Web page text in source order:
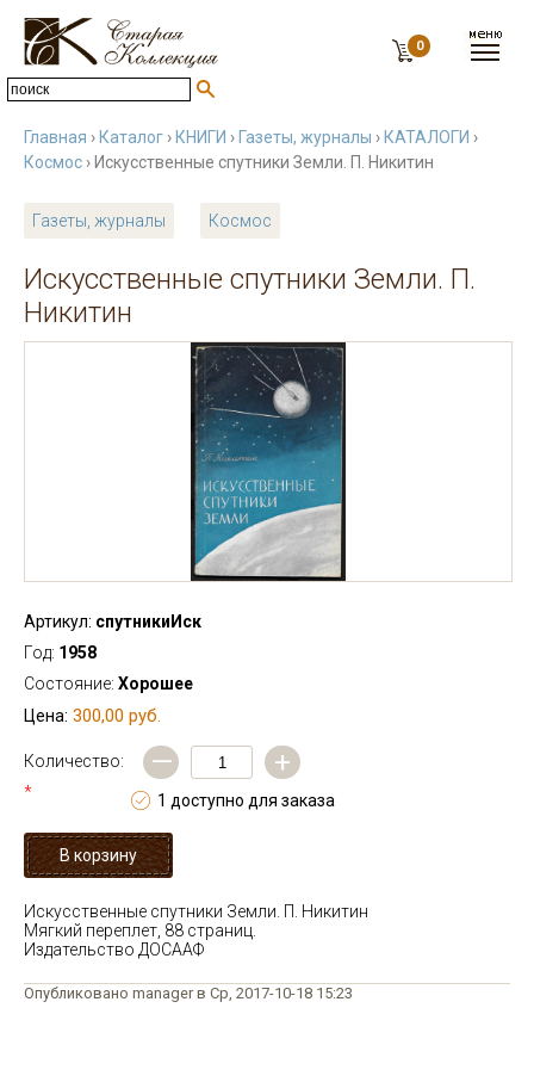
0
Главная › Каталог › КНИГИ › Газеты, журналы › КАТАЛОГИ ›
Космос › Искусственные спутники Земли. П. Никитин
Газеты, журналы Космос
Искусственные спутники Земли. П.
Никитин
Артикул: спутникиИск
Год: 1958
Состояние: Хорошее
Цена: 300,00 руб.
Количество:
*
— +
1 доступно для заказа
Искусственные спутники Земли. П. Никитин
Мягкий переплет, 88 страниц.
Издательство ДОСААФ
Опубликовано manager в Ср, 2017-10-18 15:23